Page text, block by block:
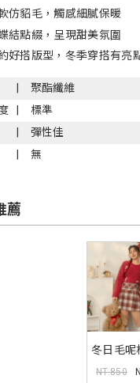
仿貂毛，觸感細膩保暖
結點綴，呈現甜美氛圍
好搭版型，冬季穿搭有亮
聚酯纖維
標準
彈性佳
無
薦
冬日毛呢
褶短裙(
NT.850